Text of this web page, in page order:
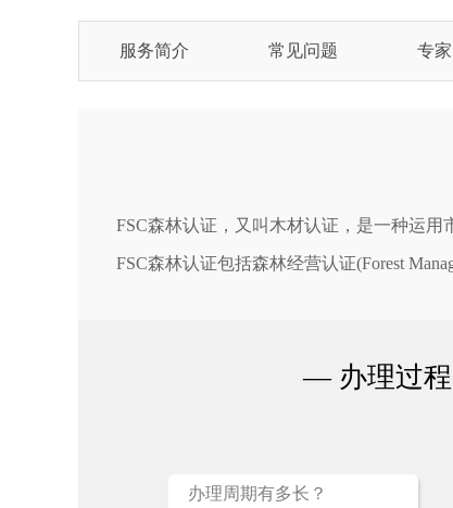
服务简介 常见问题 专
FSC森林认证，又叫木材认证，是一种运用
FSC森林认证包括森林经营认证(Forest
— 办理过
办理周期有多长？